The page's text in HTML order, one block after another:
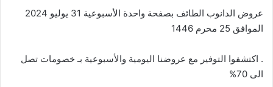
عروض الدانوب الطائف بصفحة واحدة الأسبوعية 31 يوليو 2024
الموافق 25 محرم 1446
. اكتشفوا التوفير مع عروضنا اليومية والأسبوعية بـ خصومات تصل
الى 70%